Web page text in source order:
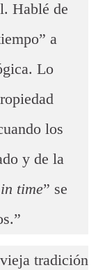
Hablé de
a
Lo
los
y de la
time” se
tradición